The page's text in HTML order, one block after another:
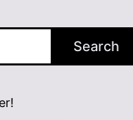
Search